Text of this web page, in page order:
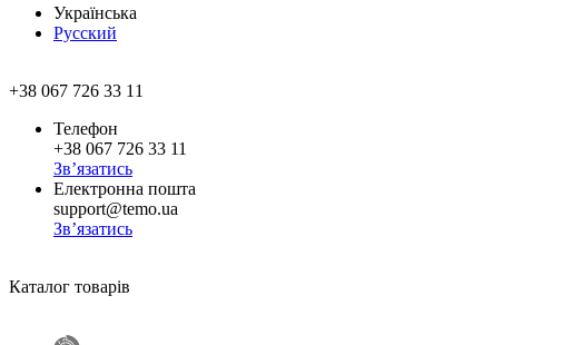
Українська
Русский
+38 067 726 33 11
Телефон
+38 067 726 33 11
Зв’язатись
Електронна пошта
support@temo.ua
Зв’язатись
Каталог товарів